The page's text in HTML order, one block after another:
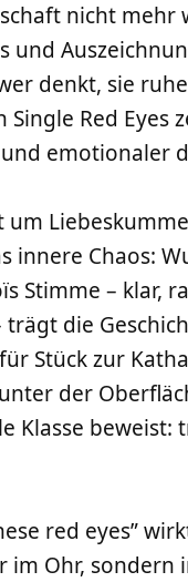
nicht mehr
und
denkt, sie
Red Eyes
emotionaler
um
innere Chaos:
Stimme – klar,
die
Stück zur
der
Klasse beweist:
red eyes”
im Ohr, sondern